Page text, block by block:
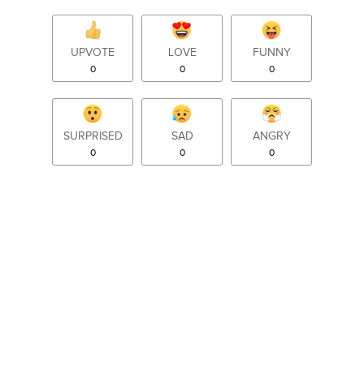
UPVOTE
0
LOVE
0
FUNNY
0
SURPRISED
0
SAD
0
ANGRY
0